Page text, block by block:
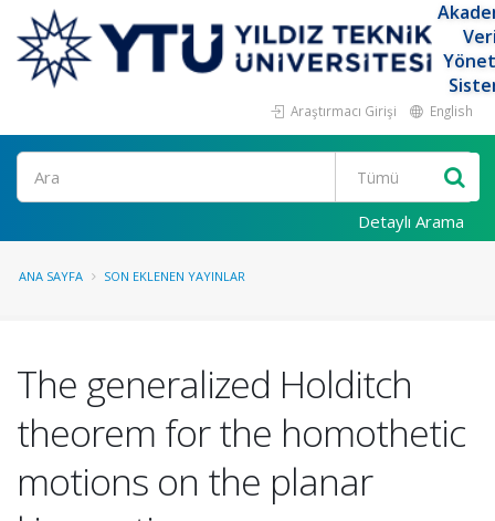
Araştırmacı Girişi English
Ara
Detaylı Arama
ANA SAYFA SON EKLENEN YAYINLAR
The generalized Holditch
theorem for the homothetic
motions on the planar